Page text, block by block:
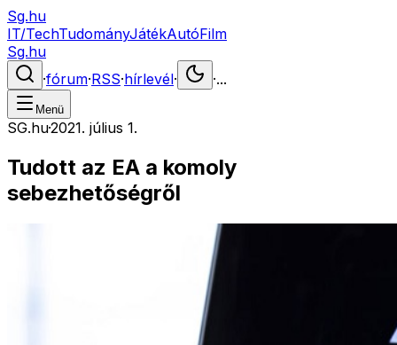
Sg.hu
IT/TechTudományJátékAutóFilm
Sg.hu
·fórum·RSS·hírlevél· ·...
Menü
SG.hu·2021. július 1.
Tudott az EA a komoly
sebezhetőségről